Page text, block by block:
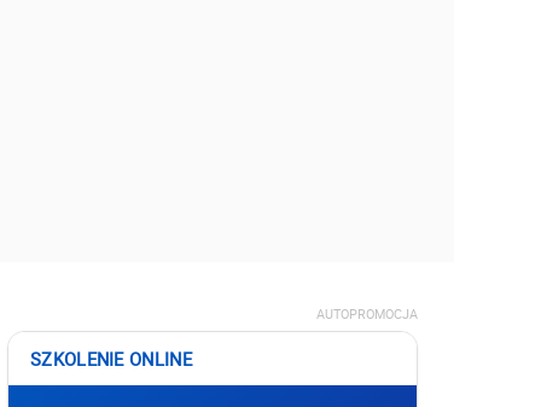
AUTOPROMOCJA
SZKOLENIE ONLINE